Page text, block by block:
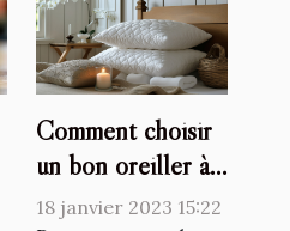
Comment choisir
un bon oreiller à
mémoire de forme
18 janvier 2023 15:22